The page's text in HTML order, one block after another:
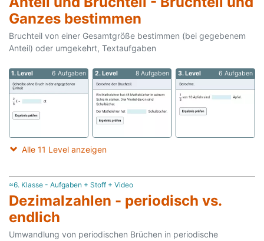
Ganzes bestimmen
Bruchteil von einer Gesamtgröße bestimmen (bei gegebenem
Anteil) oder umgekehrt, Textaufgaben
1. Level 6 Aufgaben 2. Level 8 Aufgaben 3. Level 6 Aufgaben
Alle 11 Level anzeigen
≈6. Klasse - Aufgaben + Stoff + Video
Dezimalzahlen - periodisch vs.
endlich
Umwandlung von periodischen Brüchen in periodische